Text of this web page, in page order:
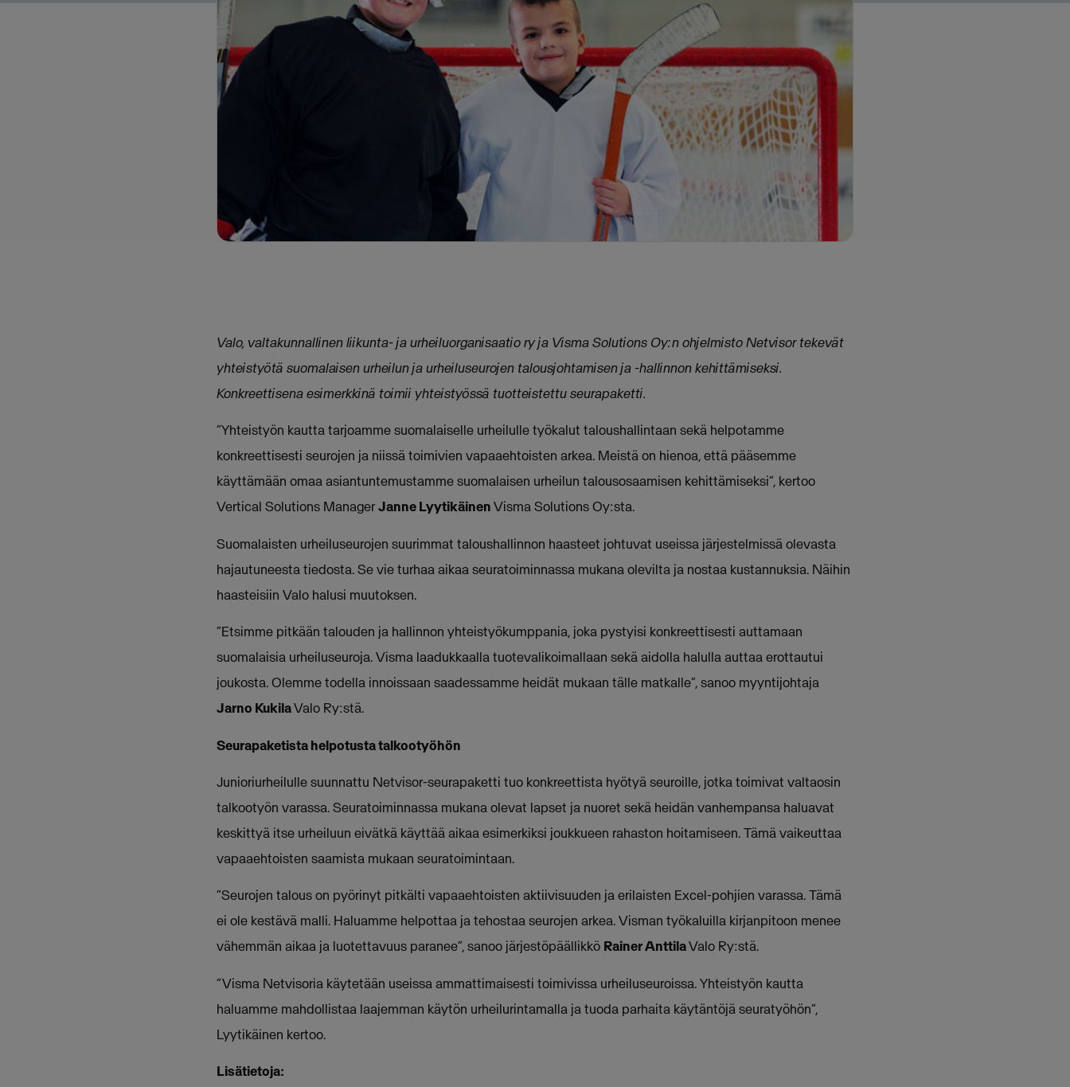
Valo, valtakunnallinen liikunta- ja urheiluorganisaatio ry ja Visma Solutions Oy:n ohjelmisto Netvisor tekevät
yhteistyötä suomalaisen urheilun ja urheiluseurojen talousjohtamisen ja -hallinnon kehittämiseksi.
Konkreettisena esimerkkinä toimii yhteistyössä tuotteistettu seurapaketti.
”Yhteistyön kautta tarjoamme suomalaiselle urheilulle työkalut taloushallintaan sekä helpotamme
konkreettisesti seurojen ja niissä toimivien vapaaehtoisten arkea. Meistä on hienoa, että pääsemme
käyttämään omaa asiantuntemustamme suomalaisen urheilun talousosaamisen kehittämiseksi”, kertoo
Vertical Solutions ManagerJanne LyytikäinenVisma Solutions Oy:sta.
Suomalaisten urheiluseurojen suurimmat taloushallinnon haasteet johtuvat useissa järjestelmissä olevasta
hajautuneesta tiedosta. Se vie turhaa aikaa seuratoiminnassa mukana olevilta ja nostaa kustannuksia. Näihin
haasteisiin Valo halusi muutoksen.
”Etsimme pitkään talouden ja hallinnon yhteistyökumppania, joka pystyisi konkreettisesti auttamaan
suomalaisia urheiluseuroja. Visma laadukkaalla tuotevalikoimallaan sekä aidolla halulla auttaa erottautui
joukosta. Olemme todella innoissaan saadessamme heidät mukaan tälle matkalle”, sanoo myyntijohtaja
Jarno KukilaValo Ry:stä.
Seurapaketista helpotusta talkootyöhön
Junioriurheilulle suunnattu Netvisor-seurapaketti tuo konkreettista hyötyä seuroille, jotka toimivat valtaosin
talkootyön varassa. Seuratoiminnassa mukana olevat lapset ja nuoret sekä heidän vanhempansa haluavat
keskittyä itse urheiluun eivätkä käyttää aikaa esimerkiksi joukkueen rahaston hoitamiseen. Tämä vaikeuttaa
vapaaehtoisten saamista mukaan seuratoimintaan.
”Seurojen talous on pyörinyt pitkälti vapaaehtoisten aktiivisuuden ja erilaisten Excel-pohjien varassa. Tämä
ei ole kestävä malli. Haluamme helpottaa ja tehostaa seurojen arkea. Visman työkaluilla kirjanpitoon menee
vähemmän aikaa ja luotettavuus paranee”, sanoo järjestöpäällikkö Rainer AnttilaValo Ry:stä.
”Visma Netvisoria käytetään useissa ammattimaisesti toimivissa urheiluseuroissa. Yhteistyön kautta
haluamme mahdollistaa laajemman käytön urheilurintamalla ja tuoda parhaita käytäntöjä seuratyöhön”,
Lyytikäinen kertoo.
Lisätietoja: